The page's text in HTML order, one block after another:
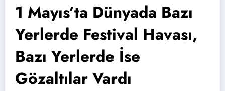
1 Mayıs’ta Dünyada Bazı
Yerlerde Festival Havası,
Bazı Yerlerde İse
Gözaltılar Vardı